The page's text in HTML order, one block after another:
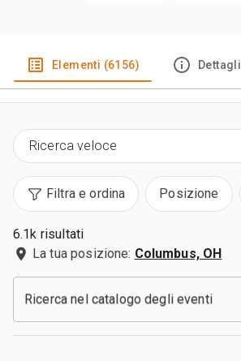
Elementi (6156) Dettagli
Filtra e ordina Posizione
6.1k risultati
La tua posizione: Columbus, OH
Ricerca nel catalogo degli eventi